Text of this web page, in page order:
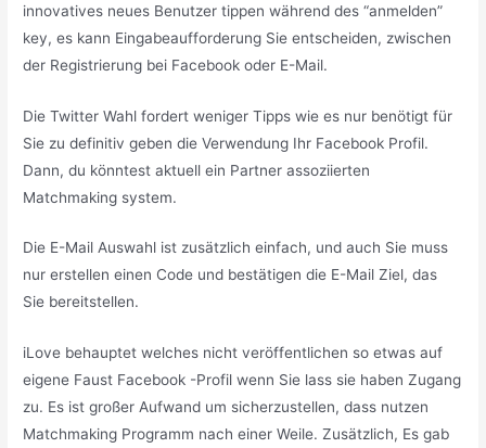
innovatives neues Benutzer tippen während des “anmelden”
key, es kann Eingabeaufforderung Sie entscheiden, zwischen
der Registrierung bei Facebook oder E-Mail.
Die Twitter Wahl fordert weniger Tipps wie es nur benötigt für
Sie zu definitiv geben die Verwendung Ihr Facebook Profil.
Dann, du könntest aktuell ein Partner assoziierten
Matchmaking system.
Die E-Mail Auswahl ist zusätzlich einfach, und auch Sie muss
nur erstellen einen Code und bestätigen die E-Mail Ziel, das
Sie bereitstellen.
iLove behauptet welches nicht veröffentlichen so etwas auf
eigene Faust Facebook -Profil wenn Sie lass sie haben Zugang
zu. Es ist großer Aufwand um sicherzustellen, dass nutzen
Matchmaking Programm nach einer Weile. Zusätzlich, Es gab